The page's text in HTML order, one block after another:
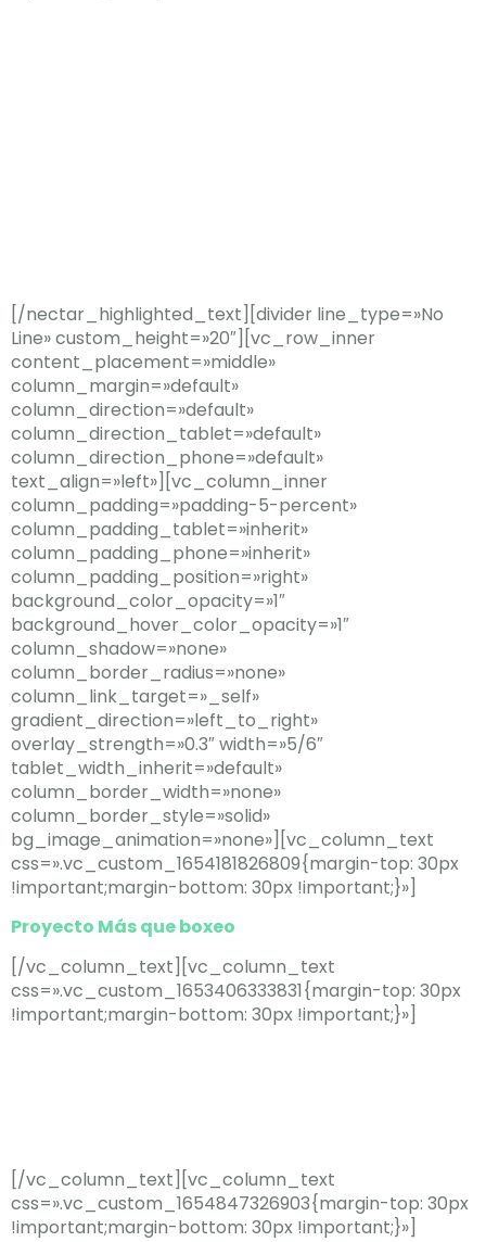
[/nectar_highlighted_text][divider line_type=»No
Line» custom_height=»20″][vc_row_inner
content_placement=»middle»
column_margin=»default»
column_direction=»default»
column_direction_tablet=»default»
column_direction_phone=»default»
text_align=»left»][vc_column_inner
column_padding=»padding-5-percent»
column_padding_tablet=»inherit»
column_padding_phone=»inherit»
column_padding_position=»right»
background_color_opacity=»1″
background_hover_color_opacity=»1″
column_shadow=»none»
column_border_radius=»none»
column_link_target=»_self»
gradient_direction=»left_to_right»
overlay_strength=»0.3″ width=»5/6″
tablet_width_inherit=»default»
column_border_width=»none»
column_border_style=»solid»
bg_image_animation=»none»][vc_column_text
css=».vc_custom_1654181826809{margin-top: 30px
!important;margin-bottom: 30px !important;}»]
Proyecto Más que boxeo
[/vc_column_text][vc_column_text
css=».vc_custom_1653406333831{margin-top: 30px
!important;margin-bottom: 30px !important;}»]
[/vc_column_text][vc_column_text
css=».vc_custom_1654847326903{margin-top: 30px
!important;margin-bottom: 30px !important;}»]